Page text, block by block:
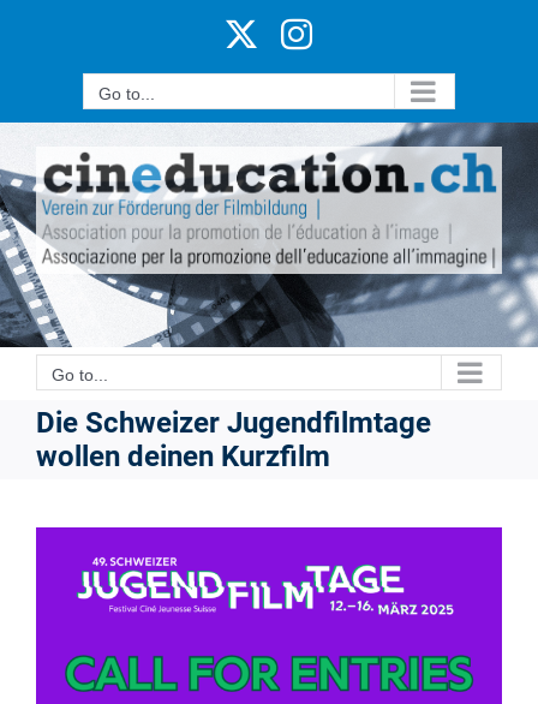
Instagram
Go to...
Go to...
Die Schweizer Jugendfilmtage
wollen deinen Kurzfilm
Larger